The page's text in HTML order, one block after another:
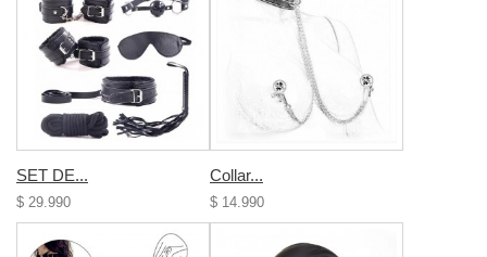
SET DE...
$ 29.990
Collar...
$ 14.990